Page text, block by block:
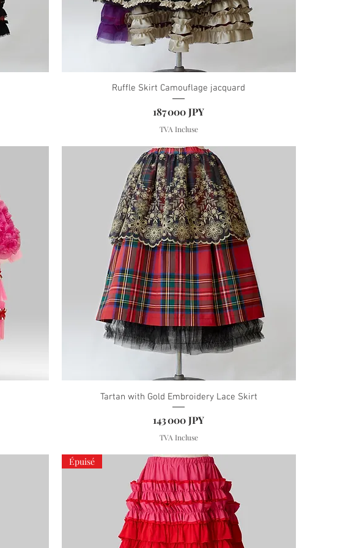
Ruffle Skirt Camouflage jacquard
Prix
187 000 JPY
TVA Incluse
Tartan with Gold Embroidery Lace Skirt
Prix
143 000 JPY
TVA Incluse
Épuisé